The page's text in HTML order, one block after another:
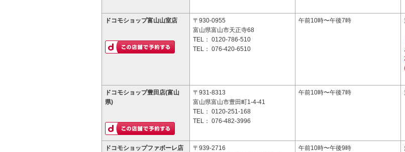
ドコモショップ富山山室店
〒930-0955
富山県富山市天正寺68
TEL： 0120-786-510
TEL： 076-420-6510
午前10時〜午後7時
ドコモショップ豊田店(富山
県)
〒931-8313
富山県富山市豊田町1-4-41
TEL： 0120-251-168
TEL： 076-482-3996
午前10時〜午後7時
ドコモショップファボーレ店
〒939-2716
午前10時〜午後9時